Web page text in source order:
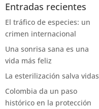
Entradas recientes
El tráfico de especies: un
crimen internacional
Una sonrisa sana es una
vida más feliz
La esterilización salva vidas
Colombia da un paso
histórico en la protección